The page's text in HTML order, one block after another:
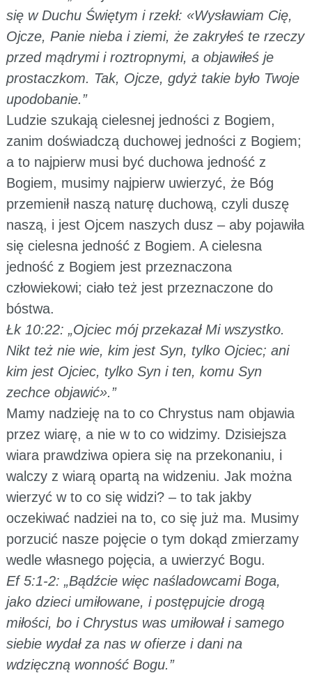
się w Duchu Świętym i rzekł: «Wysławiam Cię,
Ojcze, Panie nieba i ziemi, że zakryłeś te rzeczy
przed mądrymi i roztropnymi, a objawiłeś je
prostaczkom. Tak, Ojcze, gdyż takie było Twoje
upodobanie.”
Ludzie szukają cielesnej jedności z Bogiem,
zanim doświadczą duchowej jedności z Bogiem;
a to najpierw musi być duchowa jedność z
Bogiem, musimy najpierw uwierzyć, że Bóg
przemienił naszą naturę duchową, czyli duszę
naszą, i jest Ojcem naszych dusz – aby pojawiła
się cielesna jedność z Bogiem. A cielesna
jedność z Bogiem jest przeznaczona
człowiekowi; ciało też jest przeznaczone do
bóstwa.
Łk 10:22: „Ojciec mój przekazał Mi wszystko.
Nikt też nie wie, kim jest Syn, tylko Ojciec; ani
kim jest Ojciec, tylko Syn i ten, komu Syn
zechce objawić».”
Mamy nadzieję na to co Chrystus nam objawia
przez wiarę, a nie w to co widzimy. Dzisiejsza
wiara prawdziwa opiera się na przekonaniu, i
walczy z wiarą opartą na widzeniu. Jak można
wierzyć w to co się widzi? – to tak jakby
oczekiwać nadziei na to, co się już ma. Musimy
porzucić nasze pojęcie o tym dokąd zmierzamy
wedle własnego pojęcia, a uwierzyć Bogu.
Ef 5:1-2: „Bądźcie więc naśladowcami Boga,
jako dzieci umiłowane, i postępujcie drogą
miłości, bo i Chrystus was umiłował i samego
siebie wydał za nas w ofierze i dani na
wdzięczną wonność Bogu.”